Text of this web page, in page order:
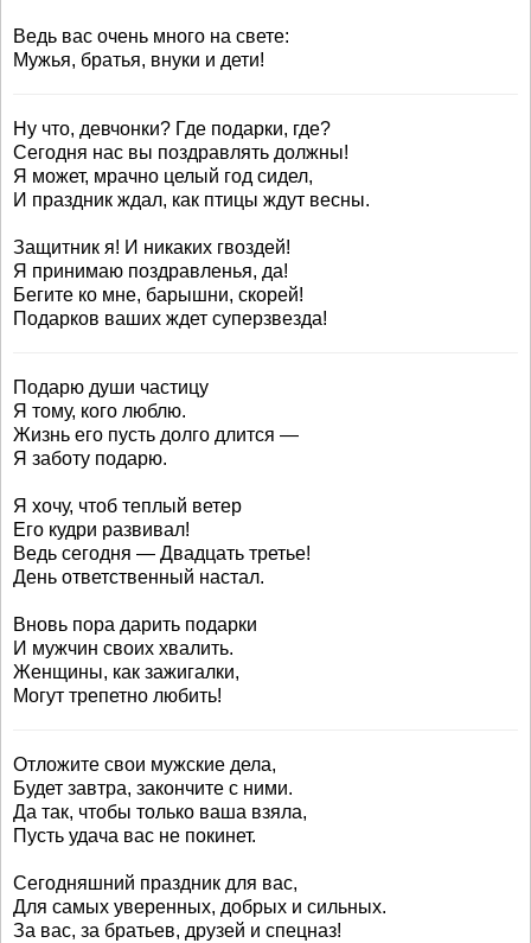
Ведь вас очень много на свете:
Мужья, братья, внуки и дети!
Ну что, девчонки? Где подарки, где?
Сегодня нас вы поздравлять должны!
Я может, мрачно целый год сидел,
И праздник ждал, как птицы ждут весны.
Защитник я! И никаких гвоздей!
Я принимаю поздравленья, да!
Бегите ко мне, барышни, скорей!
Подарков ваших ждет суперзвезда!
Подарю души частицу
Я тому, кого люблю.
Жизнь его пусть долго длится —
Я заботу подарю.
Я хочу, чтоб теплый ветер
Его кудри развивал!
Ведь сегодня — Двадцать третье!
День ответственный настал.
Вновь пора дарить подарки
И мужчин своих хвалить.
Женщины, как зажигалки,
Могут трепетно любить!
Отложите свои мужские дела,
Будет завтра, закончите с ними.
Да так, чтобы только ваша взяла,
Пусть удача вас не покинет.
Сегодняшний праздник для вас,
Для самых уверенных, добрых и сильных.
За вас, за братьев, друзей и спецназ!